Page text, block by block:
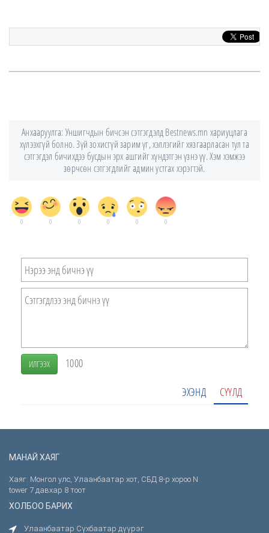
Анхааруулга: Уншигчдын бичсэн сэтгэгдэлд Bestnews.mn хариуцлага
хүлээхгүй болно. Зүй зохисгүй зарим үг, хэллэгийг хязгаарласан тул та
сэтгэгдэл бичихдээ бусдын эрх ашгийг хүндэтгэн үзнэ үү. Хэм хэмжээ
зөрчсөн сэтгэгдлийг админ устгах хэрэгтэй.
0 0 0 0 0 0
ИЛГЭЭХ 1000
ЭХЭНД СҮҮЛД
МАНАЙ ХАЯГ
Хаяг: Монгол улс, Улаанбаатар хот, СБД 8-р хороо N
tower 7 давхар 8 тоот
ХОЛБОО БАРИХ
Улаанбаатар Сүхбаатар дүүрэг